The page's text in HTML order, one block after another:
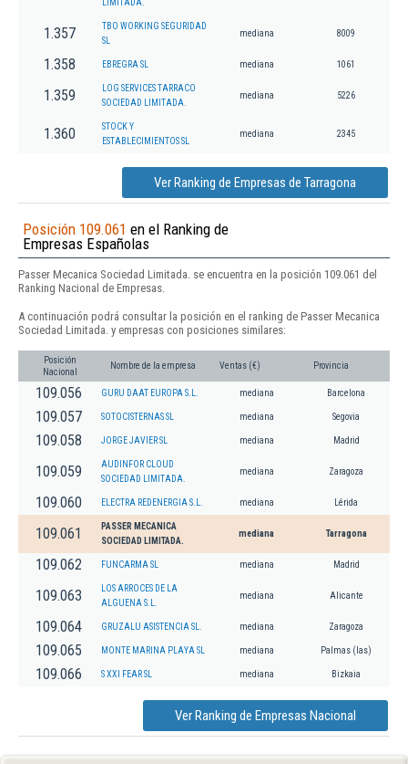
LIMITADA.
1.357
TBO WORKING SEGURIDAD
SL
mediana 8009
1.358 EBREGRA SL mediana 1061
1.359
LOG SERVICES TARRACO
SOCIEDAD LIMITADA.
mediana 5226
1.360
STOCK Y
ESTABLECIMIENTOS SL
mediana 2345
Ver Ranking de Empresas de Tarragona
Posición 109.061 en el Ranking de
Empresas Españolas
Passer Mecanica Sociedad Limitada. se encuentra en la posición 109.061 del
Ranking Nacional de Empresas.
A continuación podrá consultar la posición en el ranking de Passer Mecanica
Sociedad Limitada. y empresas con posiciones similares:
Posición
Nacional
Nombre de la empresa Ventas (€) Provincia
109.056 GURU DAAT EUROPA S.L. mediana Barcelona
109.057 SOTOCISTERNAS SL mediana Segovia
109.058 JORGE JAVIER SL mediana Madrid
109.059
AUDINFOR CLOUD
SOCIEDAD LIMITADA.
mediana Zaragoza
109.060 ELECTRA REDENERGIA S.L. mediana Lérida
109.061
PASSER MECANICA
SOCIEDAD LIMITADA.
mediana Tarragona
109.062 FUNCARMA SL mediana Madrid
109.063
LOS ARROCES DE LA
ALGUENA S.L.
mediana Alicante
109.064 GRUZALU ASISTENCIA SL. mediana Zaragoza
109.065 MONTE MARINA PLAYA SL mediana Palmas (las)
109.066 S XXI FEAR SL mediana Bizkaia
Ver Ranking de Empresas Nacional